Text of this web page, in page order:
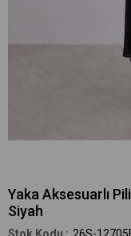
Yaka Aksesuarlı
Siyah